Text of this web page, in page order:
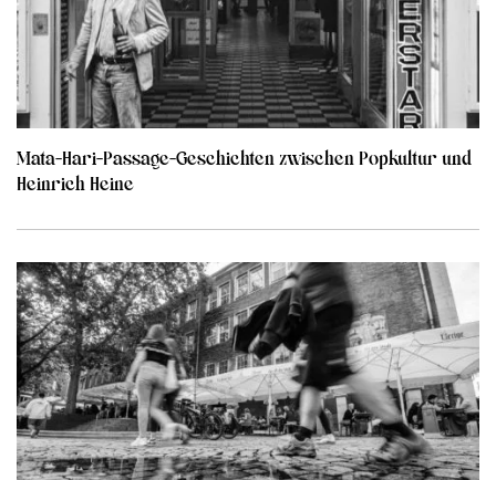
Mata-Hari-Passage-Geschichten zwischen Popkultur und
Heinrich Heine